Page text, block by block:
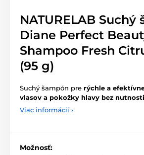
NATURELAB Suchý
Diane Perfect
Shampoo Fresh
(95 g)
Suchý šampón pre rýchle a
vlasov a pokožky hlavy bez
Viac informácií ›
Možnosť: